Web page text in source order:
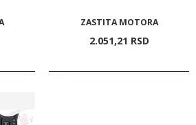
ZASTITA MOTORA
2.051,21 RSD